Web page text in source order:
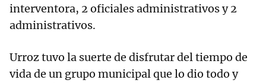
interventora, 2 oficiales administrativos y 2
administrativos.
Urroz tuvo la suerte de disfrutar del tiempo de
vida de un grupo municipal que lo dio todo y